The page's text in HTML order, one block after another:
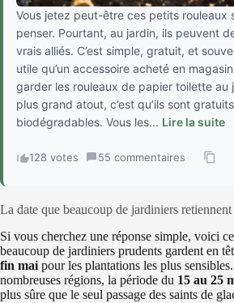
Vous jetez peut-être ces petits rouleaux
penser. Pourtant, au jardin, ils peuvent
vrais alliés. C’est simple, gratuit, et
utile qu’un accessoire acheté en
garder les rouleaux de papier toilette au
plus grand atout, c’est qu’ils sont
biodégradables. Vous les... Lire la suite
128 votes · 55 commentaires ·
La date que beaucoup de jardiniers
Si vous cherchez une réponse simple, voici
beaucoup de jardiniers prudents gardent en
fin mai pour les plantations les plus
nombreuses régions, la période du 15 au 25
plus sûre que le seul passage des saints de